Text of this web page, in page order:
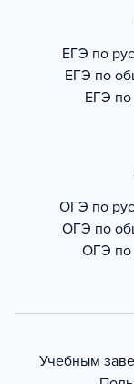
ЕГЭ по
ЕГЭ по
ЕГЭ
ОГЭ по
ОГЭ по
ОГЭ по
Учебным